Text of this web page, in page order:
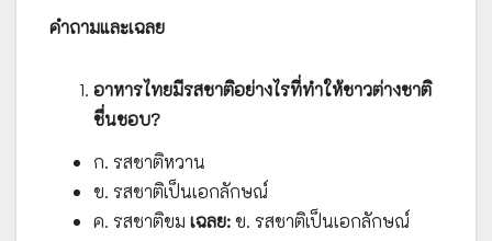
คำถามและเฉลย
อาหารไทยมีรสชาติอย่างไรที่ทำให้ชาวต่างชาติ
ชื่นชอบ?
ก. รสชาติหวาน
ข. รสชาติเป็นเอกลักษณ์
ค. รสชาติขม เฉลย:ข. รสชาติเป็นเอกลักษณ์